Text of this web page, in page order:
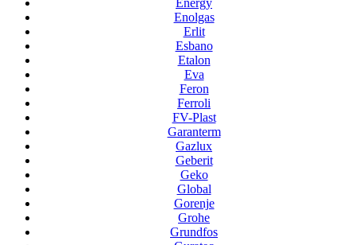
Energy
Enolgas
Erlit
Esbano
Etalon
Eva
Feron
Ferroli
FV-Plast
Garanterm
Gazlux
Geberit
Geko
Global
Gorenje
Grohe
Grundfos